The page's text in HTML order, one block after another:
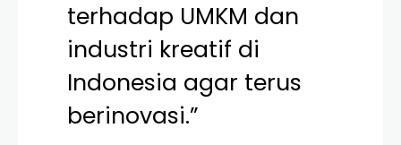
terhadap UMKM dan
industri kreatif di
Indonesia agar terus
berinovasi.”